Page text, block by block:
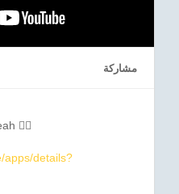
مشاركة
👇🏼
apps/details?